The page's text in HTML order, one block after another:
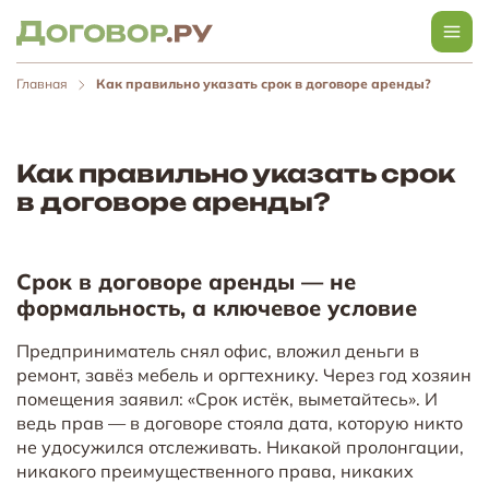
Главная Как правильно указать срок в договоре аренды?
Как правильно указать срок
в договоре аренды?
Срок в договоре аренды — не
формальность, а ключевое условие
Предприниматель снял офис, вложил деньги в
ремонт, завёз мебель и оргтехнику. Через год хозяин
помещения заявил: «Срок истёк, выметайтесь». И
ведь прав — в договоре стояла дата, которую никто
не удосужился отслеживать. Никакой пролонгации,
никакого преимущественного права, никаких